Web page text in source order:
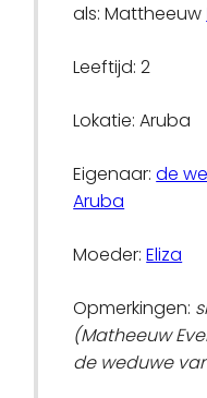
als: Mattheeuw
Leeftijd: 2
Lokatie: Aruba
Eigenaar:de
Aruba
Moeder:Eliza
Opmerkingen:
(Matheeuw
de weduwe